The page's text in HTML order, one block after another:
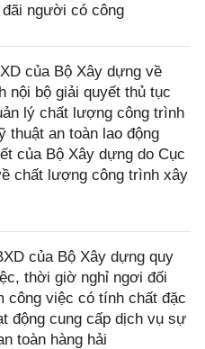
người có công
của Bộ Xây dựng về
nội bộ giải quyết thủ tục
lý chất lượng công trình
thuật an toàn lao động
của Bộ Xây dựng do Cục
chất lượng công trình xây
của Bộ Xây dựng quy
thời giờ nghỉ ngơi đối
công việc có tính chất đặc
động cung cấp dịch vụ sự
toàn hàng hải